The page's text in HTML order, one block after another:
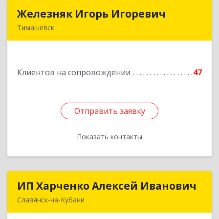
Железняк Игорь Игоревич
Тимашевск
Клиентов на сопровождении 47
Отправить заявку
Показать контакты
Железняк Игорь Игоревич
Подробнее
Отправить заявку
Назад
ИП Харченко Алексей Иванович
Славянск-на-Кубани
ИП Харченко Алексей Иванович